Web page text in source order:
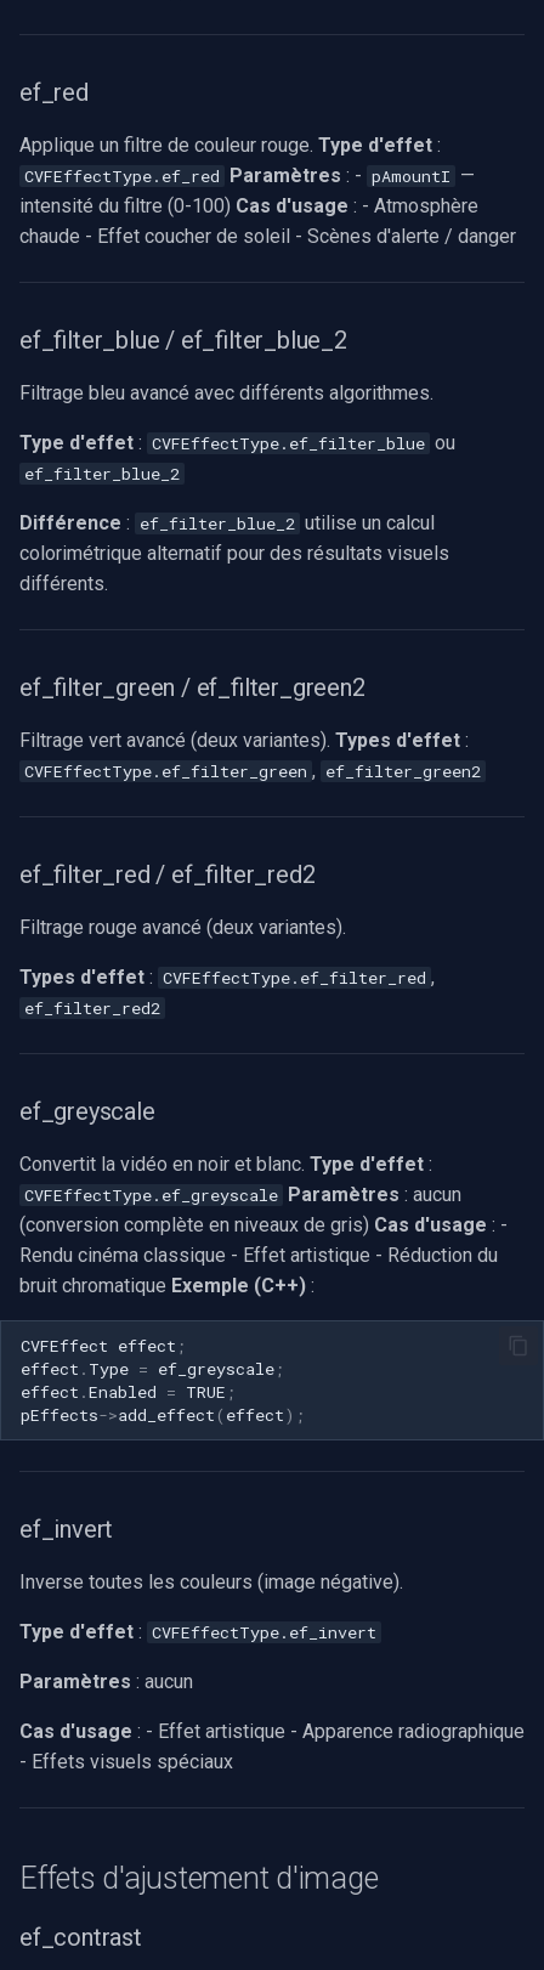
ef_red
Applique un filtre de couleur rouge. Type d'effet :
CVFEffectType.ef_red Paramètres : - pAmountI —
intensité du filtre (0-100) Cas d'usage : - Atmosphère
chaude - Effet coucher de soleil - Scènes d'alerte / danger
ef_filter_blue / ef_filter_blue_2
Filtrage bleu avancé avec différents algorithmes.
Type d'effet : CVFEffectType.ef_filter_blue ou
ef_filter_blue_2
Différence : ef_filter_blue_2 utilise un calcul
colorimétrique alternatif pour des résultats visuels
différents.
ef_filter_green / ef_filter_green2
Filtrage vert avancé (deux variantes). Types d'effet :
CVFEffectType.ef_filter_green , ef_filter_green2
ef_filter_red / ef_filter_red2
Filtrage rouge avancé (deux variantes).
Types d'effet : CVFEffectType.ef_filter_red ,
ef_filter_red2
ef_greyscale
Convertit la vidéo en noir et blanc. Type d'effet :
CVFEffectType.ef_greyscale Paramètres : aucun
(conversion complète en niveaux de gris) Cas d'usage : -
Rendu cinéma classique - Effet artistique - Réduction du
bruit chromatique Exemple (C++) :
CVFEffect effect ;
effect . Type = ef_greyscale ;
effect .Enabled = TRUE ;
pEffects->add_effect ( effect);
ef_invert
Inverse toutes les couleurs (image négative).
Type d'effet : CVFEffectType.ef_invert
Paramètres : aucun
Cas d'usage : - Effet artistique - Apparence radiographique
- Effets visuels spéciaux
Effets d'ajustement d'image
ef_contrast